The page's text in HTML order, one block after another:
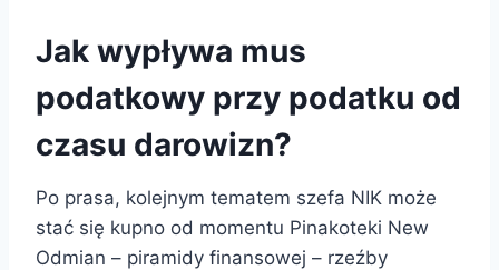
Jak wypływa mus
podatkowy przy podatku od
czasu darowizn?
Po prasa, kolejnym tematem szefa NIK może
stać się kupno od momentu Pinakoteki New
Odmian – piramidy finansowej – rzeźby